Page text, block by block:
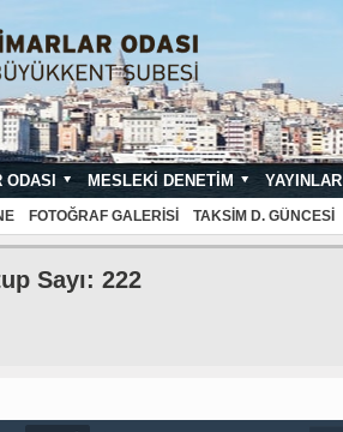
ODASI MESLEKI DENETIM YAYINLAR
FOTOĞRAF GALERISI TAKSIM D. GÜNCESI
Sayı: 222